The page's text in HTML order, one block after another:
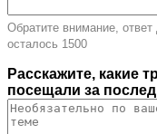
Обратите внимание,
осталось 1500
Расскажите, какие
посещали за